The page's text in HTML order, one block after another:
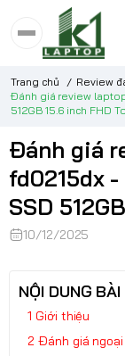
Trang chủ / Review
Đánh giá review laptop
512GB 15.6 inch FHD
Đánh giá
fd0215dx -
SSD
10/12/2025
NỘI DUNG
Giới thiệu
Đánh giá